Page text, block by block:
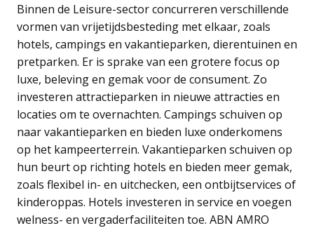
Binnen de Leisure-sector concurreren verschillende
vormen van vrijetijdsbesteding met elkaar, zoals
hotels, campings en vakantieparken, dierentuinen en
pretparken. Er is sprake van een grotere focus op
luxe, beleving en gemak voor de consument. Zo
investeren attractieparken in nieuwe attracties en
locaties om te overnachten. Campings schuiven op
naar vakantieparken en bieden luxe onderkomens
op het kampeerterrein. Vakantieparken schuiven op
hun beurt op richting hotels en bieden meer gemak,
zoals flexibel in- en uitchecken, een ontbijtservices of
kinderoppas. Hotels investeren in service en voegen
welness- en vergaderfaciliteiten toe. ABN AMRO